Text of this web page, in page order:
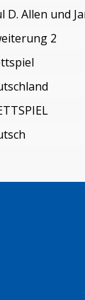
D. Allen und
2